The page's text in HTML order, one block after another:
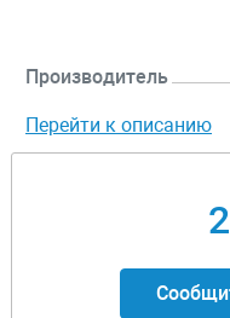
Производитель
Перейти к описанию